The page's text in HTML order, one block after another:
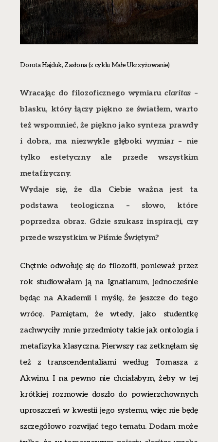
Dorota Hajduk, Zasłona (z cyklu Małe Ukrzyżowanie)
Wracając do filozoficznego wymiaruclaritas–
blasku, który łączy piękno ze światłem, warto
też wspomnieć, że piękno jako synteza prawdy
i dobra, ma niezwykle głęboki wymiar – nie
tylko estetyczny ale przede wszystkim
metafizyczny.
Wydaje się, że dla Ciebie ważna jest ta
podstawa teologiczna – słowo, które
poprzedza obraz. Gdzie szukasz inspiracji, czy
przede wszystkim w Piśmie Świętym?
Chętnie odwołuję się do filozofii, ponieważ przez
rok studiowałam ją na Ignatianum, jednocześnie
będąc na Akademii i myślę, że jeszcze do tego
wrócę. Pamiętam, że wtedy, jako studentkę
zachwyciły mnie przedmioty takie jak ontologia i
metafizyka klasyczna. Pierwszy raz zetknęłam się
też z transcendentaliami według Tomasza z
Akwinu. I na pewno nie chciałabym, żeby w tej
krótkiej rozmowie doszło do powierzchownych
uproszczeń w kwestii jego systemu, więc nie będę
szczegółowo rozwijać tego tematu. Dodam może